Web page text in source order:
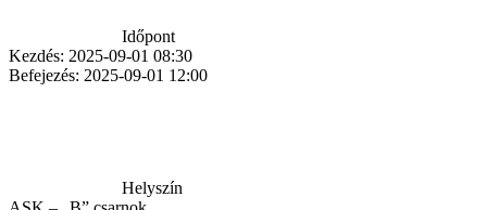
Időpont
Kezdés: 2025-09-01 08:30
Befejezés: 2025-09-01 12:00
Helyszín